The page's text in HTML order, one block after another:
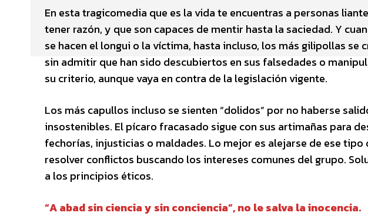
En esta tragicomedia que es la vida te encuentras a personas
tener razón, y que son capaces de mentir hasta la saciedad. Y
se hacen el longui o la víctima, hasta incluso, los más gilipollas se
sin admitir que han sido descubiertos en sus falsedades o
su criterio, aunque vaya en contra de la legislación vigente.
Los más capullos incluso se sienten “dolidos” por no haberse
insostenibles. El pícaro fracasado sigue con sus artimañas para
fechorías, injusticias o maldades. Lo mejor es alejarse de ese
resolver conflictos buscando los intereses comunes del grupo.
a los principios éticos.
“A abad sin ciencia y sin conciencia”, no le salva la inocencia.